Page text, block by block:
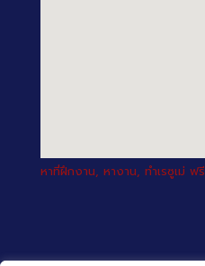
หาที่ฝึกงาน, หางาน, ทำเรซูเม่ ฟรี